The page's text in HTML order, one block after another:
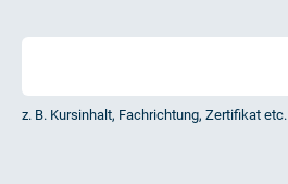
z. B. Kursinhalt, Fachrichtung, Zertifikat etc.